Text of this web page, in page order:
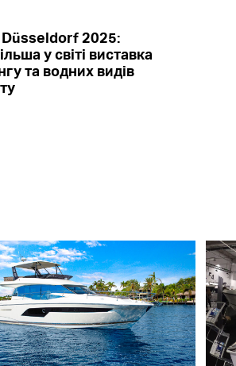
2025:
у світі виставка
та водних видів